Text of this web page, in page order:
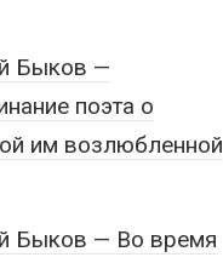
Быков —
поэта о
им возлюбленной
Быков — Во время